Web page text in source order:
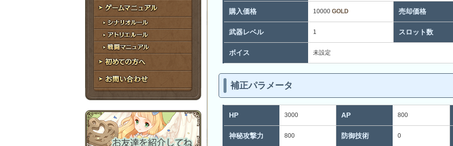
サイドストーリー
ゲームマニュアル
シナリオルール
アトリエルール
戦闘マニュアル
初めての方へ
お問い合わせ
購入価格 10000 GOLD 売却価格
武器レベル 1 スロット数
ボイス 未設定
補正パラメータ
HP 3000 AP 800
神秘攻撃力 800 防御技術 0